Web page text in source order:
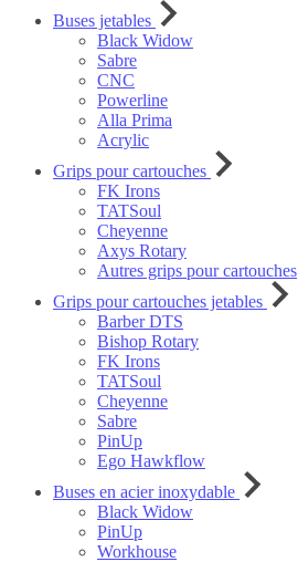
Buses jetables
Black Widow
Sabre
CNC
Powerline
Alla Prima
Acrylic
Grips pour cartouches
FK Irons
TATSoul
Cheyenne
Axys Rotary
Autres grips pour cartouches
Grips pour cartouches jetables
Barber DTS
Bishop Rotary
FK Irons
TATSoul
Cheyenne
Sabre
PinUp
Ego Hawkflow
Buses en acier inoxydable
Black Widow
PinUp
Workhouse